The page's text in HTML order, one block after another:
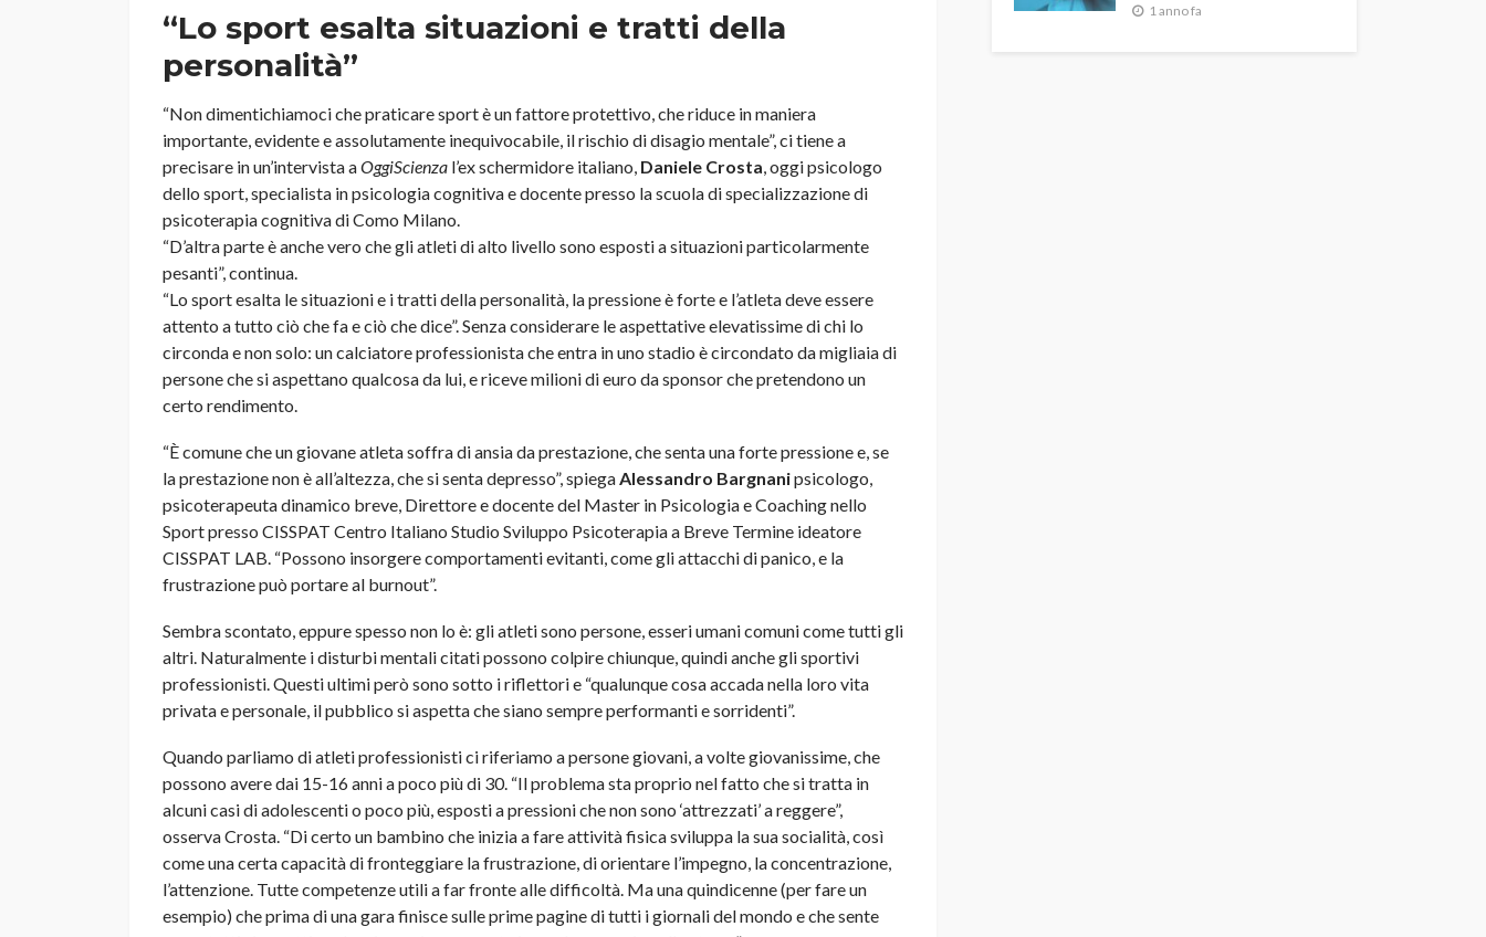
“Lo sport esalta situazioni e tratti della
personalità”
“Non dimentichiamoci che praticare sport è un fattore protettivo, che riduce in maniera
importante, evidente e assolutamente inequivocabile, il rischio di disagio mentale”, ci tiene a
precisare in un’intervista aOggiScienza l’ex schermidore italiano, Daniele Crosta, oggi psicologo
dello sport, specialista in psicologia cognitiva e docente presso la scuola di specializzazione di
psicoterapia cognitiva di Como Milano.
“D’altra parte è anche vero che gli atleti di alto livello sono esposti a situazioni particolarmente
pesanti”, continua.
“Lo sport esalta le situazioni e i tratti della personalità, la pressione è forte e l’atleta deve essere
attento a tutto ciò che fa e ciò che dice”. Senza considerare le aspettative elevatissime di chi lo
circonda e non solo: un calciatore professionista che entra in uno stadio è circondato da migliaia di
persone che si aspettano qualcosa da lui, e riceve milioni di euro da sponsor che pretendono un
certo rendimento.
“È comune che un giovane atleta soffra di ansia da prestazione, che senta una forte pressione e, se
la prestazione non è all’altezza, che si senta depresso”, spiegaAlessandro Bargnanipsicologo,
psicoterapeuta dinamico breve, Direttore e docente del Master in Psicologia e Coaching nello
Sport presso CISSPAT Centro Italiano Studio Sviluppo Psicoterapia a Breve Termine ideatore
CISSPAT LAB. “Possono insorgere comportamenti evitanti, come gli attacchi di panico, e la
frustrazione può portare al burnout”.
Sembra scontato, eppure spesso non lo è: gli atleti sono persone, esseri umani comuni come tutti gli
altri. Naturalmente i disturbi mentali citati possono colpire chiunque, quindi anche gli sportivi
professionisti. Questi ultimi però sono sotto i riflettori e “qualunque cosa accada nella loro vita
privata e personale, il pubblico si aspetta che siano sempre performanti e sorridenti”.
Quando parliamo di atleti professionisti ci riferiamo a persone giovani, a volte giovanissime, che
possono avere dai 15-16 anni a poco più di 30. “Il problema sta proprio nel fatto che si tratta in
alcuni casi di adolescenti o poco più, esposti a pressioni che non sono ‘attrezzati’ a reggere”,
osserva Crosta. “Di certo un bambino che inizia a fare attività fisica sviluppa la sua socialità, così
come una certa capacità di fronteggiare la frustrazione, di orientare l’impegno, la concentrazione,
l’attenzione. Tutte competenze utili a far fronte alle difficoltà. Ma una quindicenne (per fare un
esempio) che prima di una gara finisce sulle prime pagine di tutti i giornali del mondo e che sente
1 anno fa